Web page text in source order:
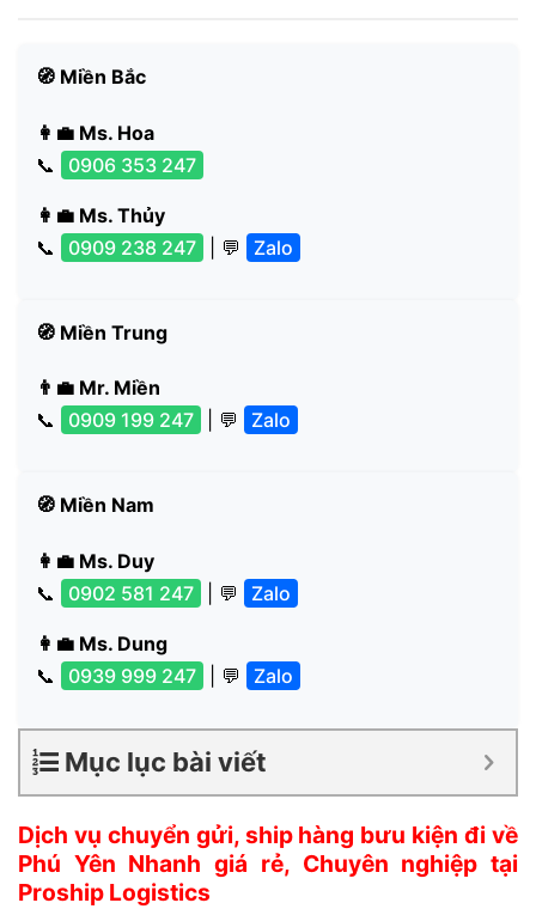
🧭 Miền Bắc
👩‍💼 Ms. Hoa
📞
0906 353 247
👩‍💼 Ms. Thủy
📞
0909 238 247 | 💬 Zalo
🧭 Miền Trung
👨‍💼 Mr. Miền
📞
0909 199 247 | 💬 Zalo
🧭 Miền Nam
👩‍💼 Ms. Duy
📞
0902 581 247 | 💬 Zalo
👩‍💼 Ms. Dung
📞
0939 999 247 | 💬 Zalo
Mục lục bài viết
Dịch vụ chuyển gửi, ship hàng bưu kiện đi về
Phú Yên Nhanh giá rẻ, Chuyên nghiệp tại
Proship Logistics